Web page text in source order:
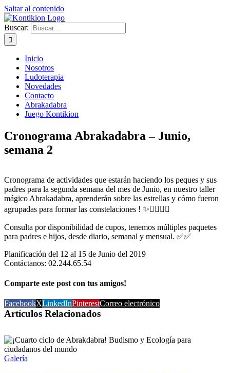
Saltar al contenido
Buscar:
Inicio
Nosotros
Ludoterapia
Novedades
Contacto
Abrakadabra
Juego Kontikion
Cronograma Abrakadabra – Junio,
semana 2
Cronograma de actividades que estarán haciendo los peques y sus
padres para la segunda semana del mes de Junio, en nuestro taller
mágico Abrakadabra, aprenderán sobre las estrellas y cómo fueron
agrupadas para formar las constelaciones ! ✨🧙‍♂️ 🧚‍♀️
Consulta por disponibilidad de cupos, tenemos múltiples paquetes
para padres e hijos, desde diario, semanal y mensual. ✅✅
Planificación del 12 al 15 de Junio del 2019
Contáctanos: 02.244.65.54
Comparte este post con tus amigos!
FacebookXLinkedInPinterestCorreo electrónico
Artículos Relacionados
Galería